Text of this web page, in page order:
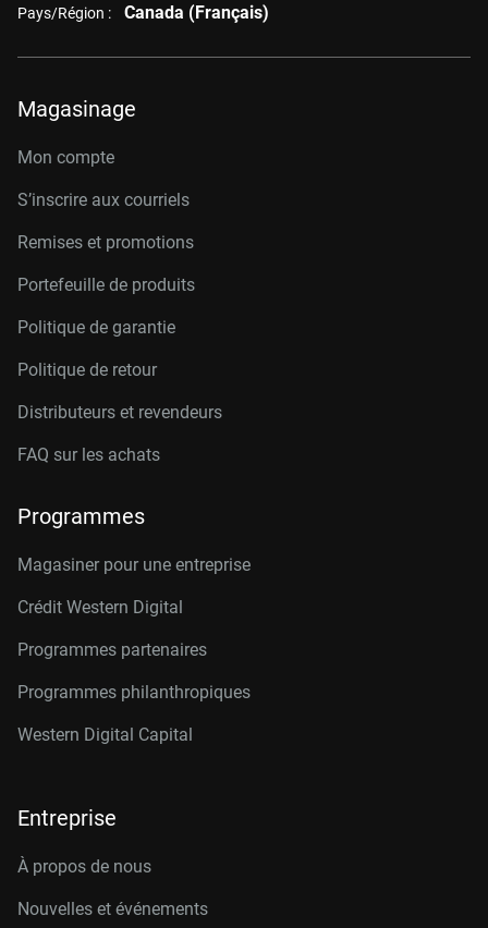
Pays/Région : Canada (Français)
Magasinage
Mon compte
S’inscrire aux courriels
Remises et promotions
Portefeuille de produits
Politique de garantie
Politique de retour
Distributeurs et revendeurs
FAQ sur les achats
Programmes
Magasiner pour une entreprise
Crédit Western Digital
Programmes partenaires
Programmes philanthropiques
Western Digital Capital
Entreprise
À propos de nous
Nouvelles et événements